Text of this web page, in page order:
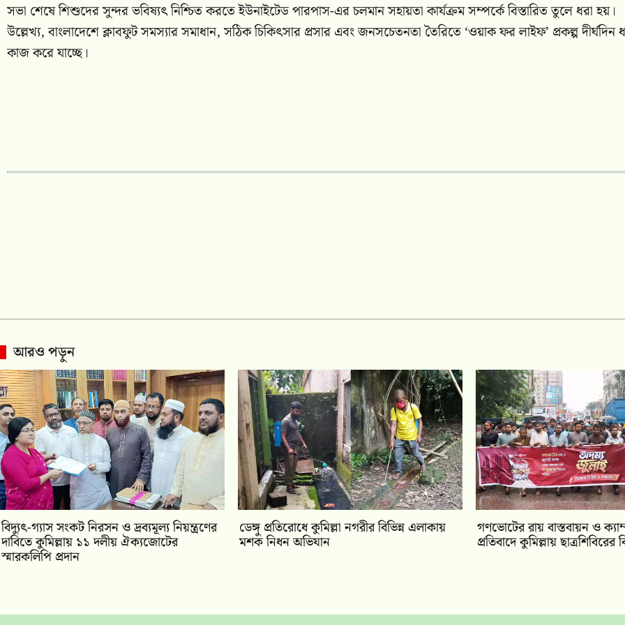
সভা শেষে শিশুদের সুন্দর ভবিষ্যৎ নিশ্চিত করতে ইউনাইটেড পারপাস-এর চলমান সহায়তা কার্যক্রম সম্পর্কে বিস্তারিত তুলে ধরা হয়।
উল্লেখ্য, বাংলাদেশে ক্লাবফুট সমস্যার সমাধান, সঠিক চিকিৎসার প্রসার এবং জনসচেতনতা তৈরিতে ‘ওয়াক ফর লাইফ’ প্রকল্প দীর্ঘদিন
কাজ করে যাচ্ছে।
আরও পড়ুন
‎বিদ্যুৎ-গ্যাস সংকট নিরসন ও দ্রব্যমূল্য নিয়ন্ত্রণের
দাবিতে কুমিল্লায় ১১ দলীয় ঐক‍্যজোটের
স্মারকলিপি প্রদান
ডেঙ্গু প্রতিরোধে কুমিল্লা নগরীর বিভিন্ন এলাকায়
মশক নিধন অভিযান
গণভোটের রায় বাস্তবায়ন ও
প্রতিবাদে কুমিল্লায়